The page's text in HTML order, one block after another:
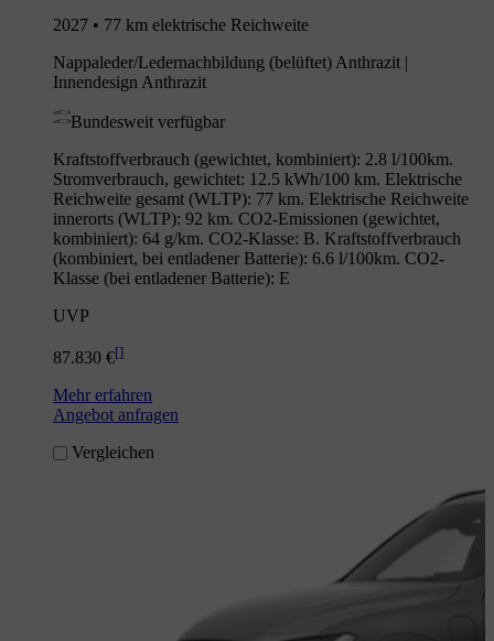
2027 • 77 km elektrische Reichweite
Nappaleder/Ledernachbildung (belüftet) Anthrazit |
Innendesign Anthrazit
Bundesweit verfügbar
Kraftstoffverbrauch (gewichtet, kombiniert): 2.8 l/100km.
Stromverbrauch, gewichtet: 12.5 kWh/100 km. Elektrische
Reichweite gesamt (WLTP): 77 km. Elektrische Reichweite
innerorts (WLTP): 92 km. CO2-Emissionen (gewichtet,
kombiniert): 64 g/km. CO2-Klasse: B. Kraftstoffverbrauch
(kombiniert, bei entladener Batterie): 6.6 l/100km. CO2-
Klasse (bei entladener Batterie): E
UVP
87.830 €[]
Mehr erfahren
Angebot anfragen
Vergleichen